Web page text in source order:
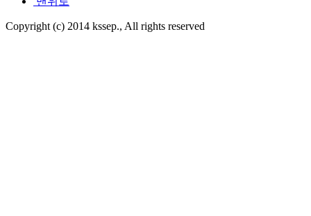
Copyright (c) 2014 kssep., All rights reserved